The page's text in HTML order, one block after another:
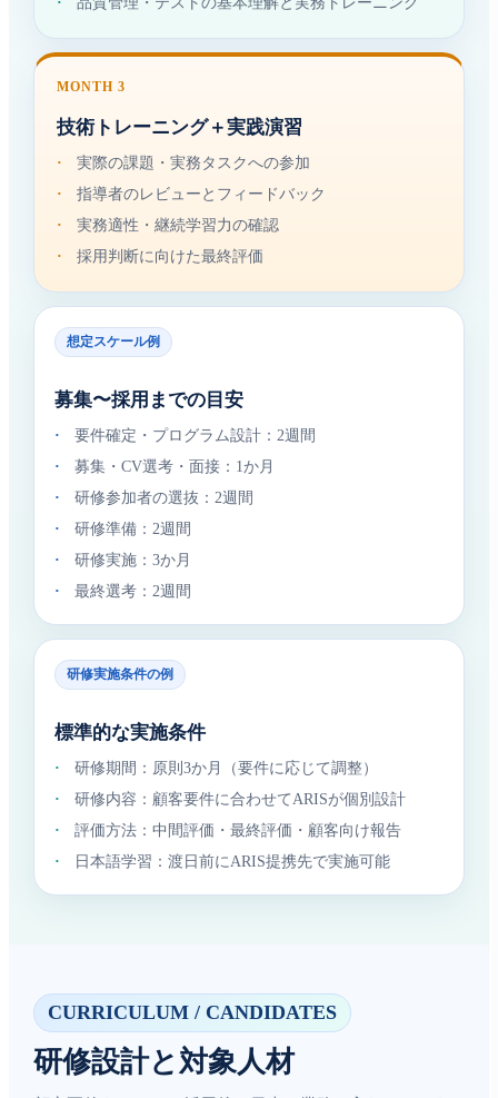
MONTH 3
技術トレーニング＋実践演習
·
実際の課題・実務タスクへの参加
·
指導者のレビューとフィードバック
·
実務適性・継続学習力の確認
·
採用判断に向けた最終評価
想定スケール例
募集〜採用までの目安
·
要件確定・プログラム設計：2週間
·
募集・CV選考・面接：1か月
·
研修参加者の選抜：2週間
·
研修準備：2週間
·
研修実施：3か月
·
最終選考：2週間
研修実施条件の例
標準的な実施条件
·
研修期間：原則3か月（要件に応じて調整）
·
研修内容：顧客要件に合わせてARISが個別設計
·
評価方法：中間評価・最終評価・顧客向け報告
·
日本語学習：渡日前にARIS提携先で実施可能
CURRICULUM / CANDIDATES
研修設計と対象人材